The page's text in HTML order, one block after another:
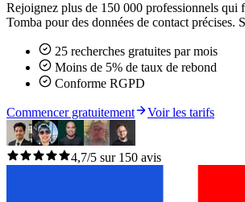
Rejoignez plus de 150 000 professionnels qui
Tomba pour des données de contact précises.
25 recherches gratuites par mois
Moins de 5% de taux de rebond
Conforme RGPD
Commencer gratuitement Voir les tarifs
4,7/5 sur 150 avis